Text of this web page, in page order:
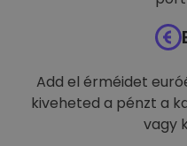
Add el érméidet
kiveheted a pénzt a
vagy